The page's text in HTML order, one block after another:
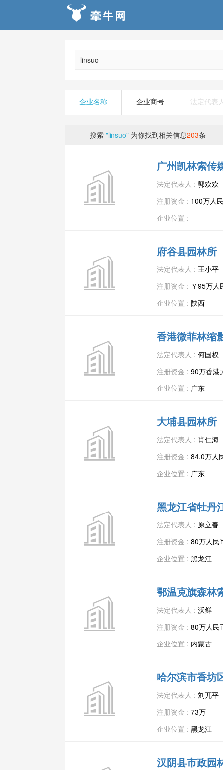
企业名称 企业商号 法定代表
搜索 "linsuo" 为你找到相关信息203条
广州凯林索传
法定代表人 : 郭欢欢
注册资金 : 100万人
企业位置 :
府谷县园林所
法定代表人 : 王小平
注册资金 : ￥95万人
企业位置 : 陕西
香港微菲林缩
法定代表人 : 何国权
注册资金 : 90万香港
企业位置 : 广东
大埔县园林所
法定代表人 : 肖仁海
注册资金 : 84.0万人
企业位置 : 广东
黑龙江省牡丹
法定代表人 : 原立春
注册资金 : 80万人民
企业位置 : 黑龙江
鄂温克旗森林
法定代表人 : 沃鲜
注册资金 : 80万人民
企业位置 : 内蒙古
哈尔滨市香坊
法定代表人 : 刘兀平
注册资金 : 73万
企业位置 : 黑龙江
汉阴县市政园